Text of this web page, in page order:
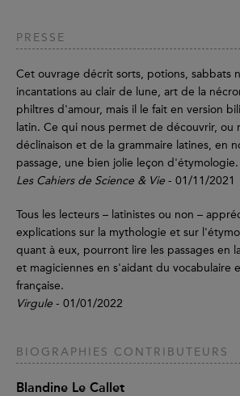
PRESSE
Cet ouvrage décrit sorts, potions, sabbats
incantations au clair de lune, art de la
philtres d'amour, mais il le fait en version
latin. Ce qui nous permet de découvrir, ou
déclinaison et de la grammaire latines, en
passage, une bien jolie leçon d'étymologie.
Les Cahiers de Science & Vie - 01/11/2021
Tous les lecteurs – latinistes ou non –
explications sur la mythologie et sur
quant à eux, pourront lire les passages en
et magiciennes en s'aidant du vocabulaire
française.
Virgule - 01/01/2022
BIOGRAPHIES CONTRIBUTEURS
Blandine Le Callet